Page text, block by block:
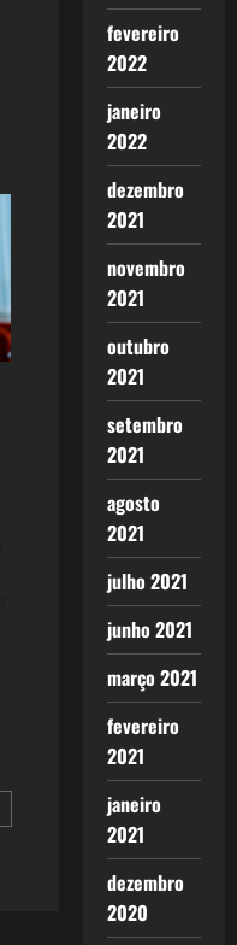
fevereiro
2022
janeiro
2022
dezembro
2021
novembro
2021
outubro
2021
setembro
2021
agosto
2021
julho 2021
junho 2021
março 2021
fevereiro
2021
janeiro
2021
dezembro
2020